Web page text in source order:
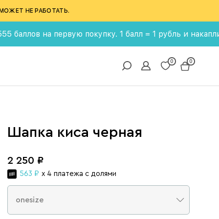
НЕ РАБОТАТЬ.
на первую покупку. 1 балл = 1 рубль и накапливай
0 0
Шапка киса черная
2 250 ₽
563 ₽ x 4 платежа с долями